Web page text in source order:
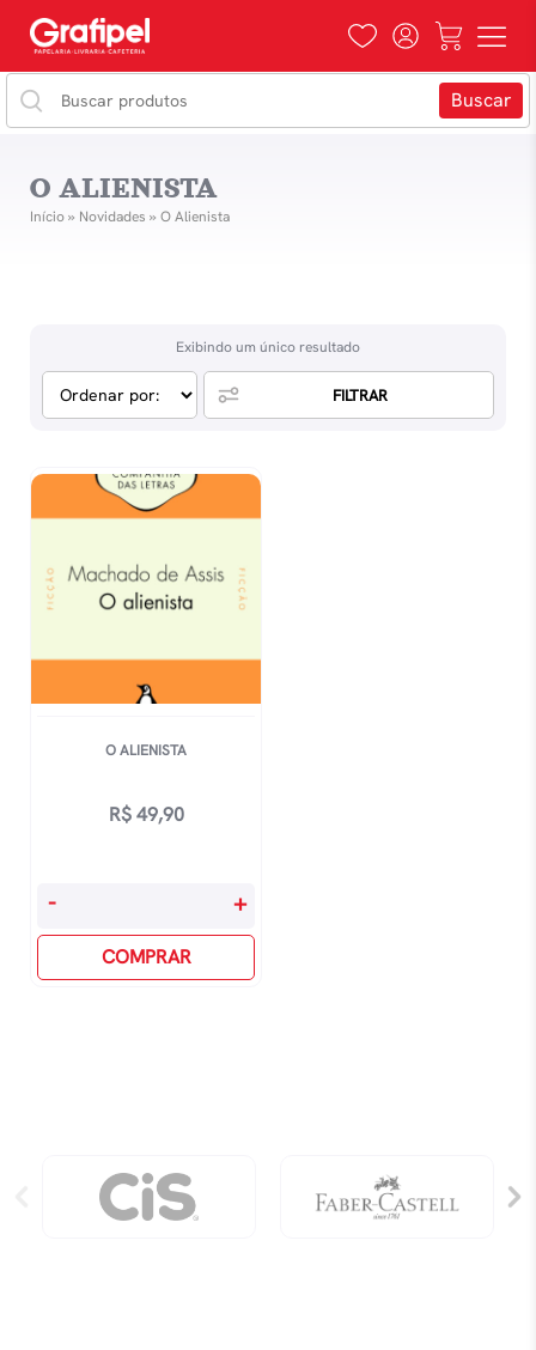
O ALIENISTA
Início» Novidades » O Alienista
Exibindo um único resultado
FILTRAR
O ALIENISTA
R$49,90
O
quantidade
- +
COMPRAR